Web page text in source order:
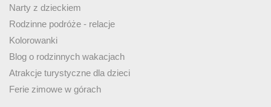
Narty z dzieckiem
Rodzinne podróże - relacje
Kolorowanki
Blog o rodzinnych wakacjach
Atrakcje turystyczne dla dzieci
Ferie zimowe w górach